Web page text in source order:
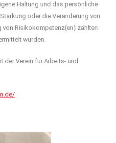
Haltung und das persönliche
oder die Veränderung von
von Risikokompetenz(en) zählten
wurden.
der Verein für Arbeits- und